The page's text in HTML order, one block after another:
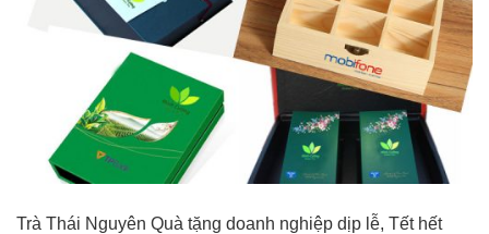
Trà Thái Nguyên Quà tặng doanh nghiệp dịp lễ, Tết hết